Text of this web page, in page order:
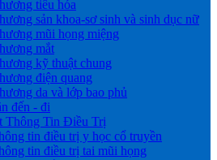
tiêu hóa
sản khoa-sơ sinh và sinh dục nữ
mũi họng miệng
mắt
kỹ thuật chung
điện quang
da và lớp bao phủ
đến - đi
Thông Tin Điều Trị
tin điều trị y học cổ truyền
tin điều trị tai mũi họng